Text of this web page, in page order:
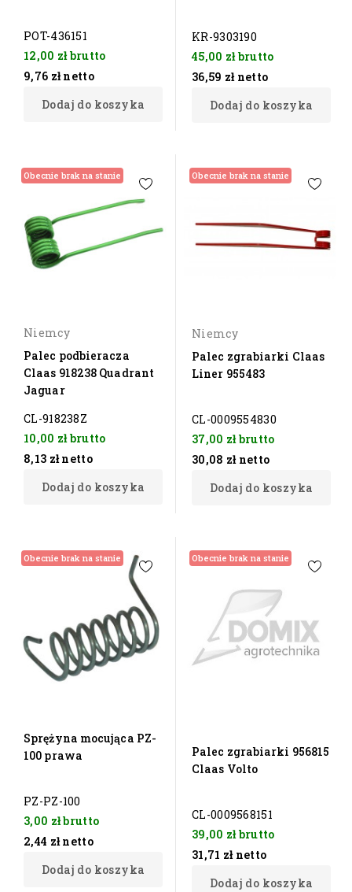
POT-436151
12,00 złbrutto
9,76 zł netto
Dodaj do koszyka
KR-9303190
45,00 złbrutto
36,59 zł netto
Dodaj do koszyka
Obecnie brak na stanie
Niemcy
Palec podbieracza
Claas 918238 Quadrant
Jaguar
CL-918238Z
10,00 złbrutto
8,13 zł netto
Dodaj do koszyka
Obecnie brak na stanie
Niemcy
Palec zgrabiarki Claas
Liner 955483
CL-0009554830
37,00 złbrutto
30,08 zł netto
Dodaj do koszyka
Obecnie brak na stanie
Sprężyna mocująca PZ-
100 prawa
PZ-PZ-100
3,00 złbrutto
2,44 zł netto
Dodaj do koszyka
Obecnie brak na stanie
Palec zgrabiarki 956815
Claas Volto
CL-0009568151
39,00 złbrutto
31,71 zł netto
Dodaj do koszyka